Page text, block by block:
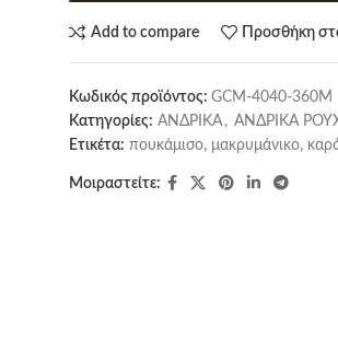
Add to compare Προσθήκη
Κωδικός προϊόντος: GCM-4040-360M
Κατηγορίες: ΑΝΔΡΙΚΑ , ΑΝΔΡΙΚΑ
Ετικέτα: πουκάμισο, μακρυμάνικο,
Μοιραστείτε: